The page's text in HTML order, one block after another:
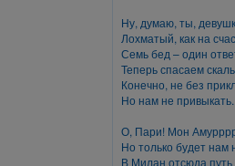
Ну, думаю, ты,
Лохматый, как на
Семь бед – один
Теперь спасаем
Конечно, не без
Но нам не
О, Пари! Мон
Но только будет нам
В Милан отсюда путь